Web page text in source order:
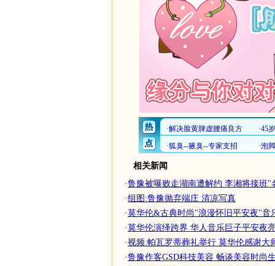
相关新闻
·鲁豫被曝败走湖南遭解约 李湘将接班"
·组图:鲁豫抛弃端庄 清凉写真
·莫华伦&古典时尚"浪漫怀旧平安夜"音
·莫华伦演绎跨界 华人音乐巨子平安夜
·视频:帕瓦罗蒂葬礼举行 莫华伦感谢大
·鲁豫作客GSD科技美容 畅谈美容时尚